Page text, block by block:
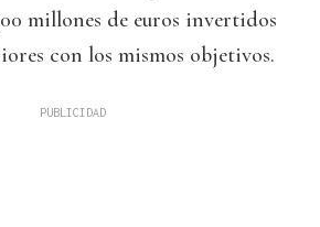
millones de euros invertidos
con los mismos objetivos.